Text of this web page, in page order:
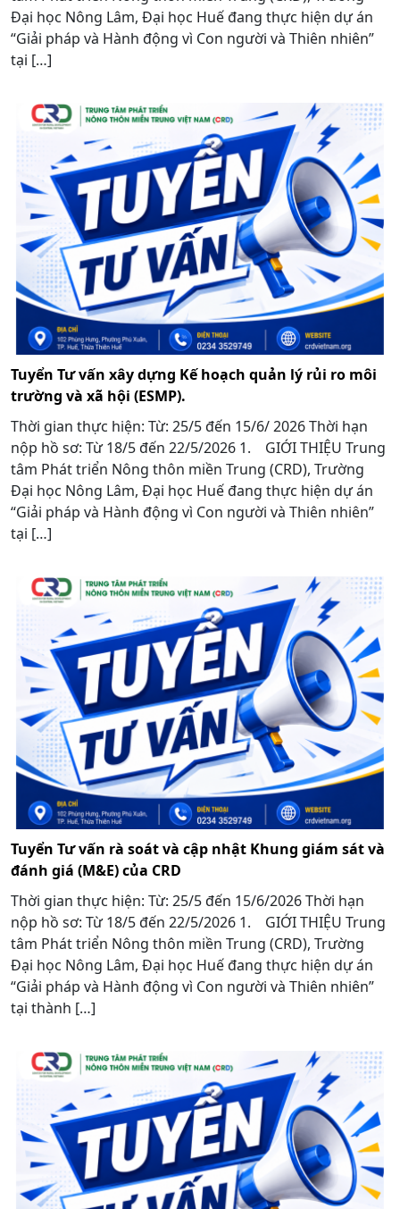
Đại học Nông Lâm, Đại học Huế đang thực hiện dự án
“Giải pháp và Hành động vì Con người và Thiên nhiên”
tại […]
Tuyển Tư vấn xây dựng Kế hoạch quản lý rủi ro môi
trường và xã hội (ESMP).
Thời gian thực hiện: Từ: 25/5 đến 15/6/ 2026 Thời hạn
nộp hồ sơ: Từ 18/5 đến 22/5/2026 1. GIỚI THIỆU Trung
tâm Phát triển Nông thôn miền Trung (CRD), Trường
Đại học Nông Lâm, Đại học Huế đang thực hiện dự án
“Giải pháp và Hành động vì Con người và Thiên nhiên”
tại […]
Tuyển Tư vấn rà soát và cập nhật Khung giám sát và
đánh giá (M&E) của CRD
Thời gian thực hiện: Từ: 25/5 đến 15/6/2026 Thời hạn
nộp hồ sơ: Từ 18/5 đến 22/5/2026 1. GIỚI THIỆU Trung
tâm Phát triển Nông thôn miền Trung (CRD), Trường
Đại học Nông Lâm, Đại học Huế đang thực hiện dự án
“Giải pháp và Hành động vì Con người và Thiên nhiên”
tại thành […]